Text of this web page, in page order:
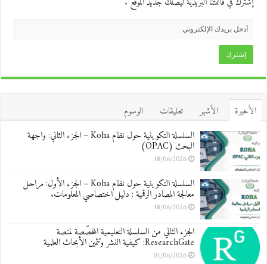
الأخيرة الأشهر تعليقات
الوسوم
السلسلة التكوينية حول نظام Koha – الجزء الثاني: واجهة
البحث (OPAC)
18/06/2026
السلسلة التكوينية حول نظام Koha – الجزء الأول: مراحل
معالجة المصادر الرقمية : دليل اختصاصي المعلومات.
18/06/2026
الجزء الثاني من السلسلة التعليمية المخصّصة لمنصة
ResearchGate: كيفية النشر وتثمين الأبحاث العلمية
01/06/2026